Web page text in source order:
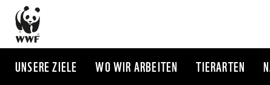
Direkt
zum
Inhalt
UNSERE ZIELE WO WIR ARBEITEN TIERARTEN